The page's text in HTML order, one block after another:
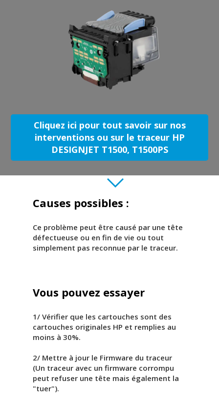
Cliquez ici pour tout savoir sur nos
interventions ou sur le traceur HP
DESIGNJET T1500, T1500PS
Causes possibles :
Ce problème peut être causé par une tête
défectueuse ou en fin de vie ou tout
simplement pas reconnue par le traceur.
Vous pouvez essayer
1/ Vérifier que les cartouches sont des
cartouches originales HP et remplies au
moins à 30%.
2/ Mettre à jour le Firmware du traceur
(Un traceur avec un firmware corrompu
peut refuser une tête mais également la
"tuer").